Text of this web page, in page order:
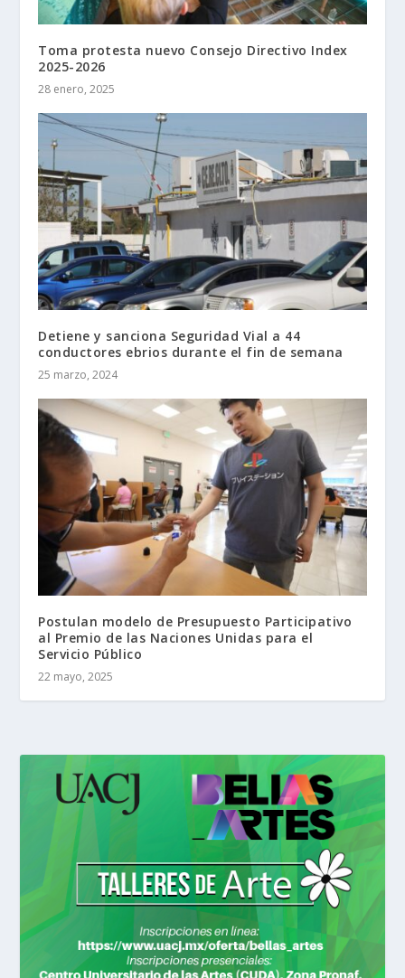
Toma protesta nuevo Consejo Directivo Index
2025-2026
28 enero, 2025
Detiene y sanciona Seguridad Vial a 44
conductores ebrios durante el fin de semana
25 marzo, 2024
Postulan modelo de Presupuesto Participativo
al Premio de las Naciones Unidas para el
Servicio Público
22 mayo, 2025